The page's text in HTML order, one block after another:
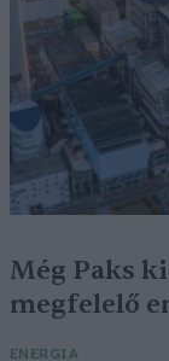
Még Paks
megfelelő
ENERGIA